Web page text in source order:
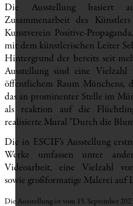
Die Ausstellung basiert
Zusammenarbeit des
Kunstverein Positive-
mit dem künstlerischen Leiter
Hintergrund der bereits seit
Ausstellung sind eine
öffentlichem Raum Münchens,
das an prominenter Stelle im
als reaktion auf die
realisierte Mural "Durch die
Die in ESCIF's Ausstellung
Werke umfassen unter
Videoarbeit, eine Vielzahl
sowie großformatige Malerei auf
Die Ausstellung ist vom 15. September